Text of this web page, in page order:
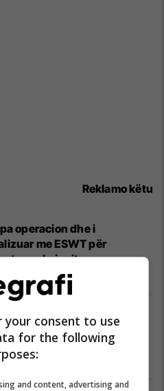
Reklamo këtu
operacion dhe i
me ESWT për
e ereksionit
Center
di Mantova sjell orizin
- zgjedhje ideale për çdo
Di Mantova
consent to use
for the following
and content, advertising and